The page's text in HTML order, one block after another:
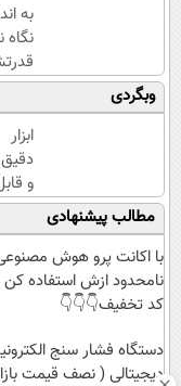
به
نگاه
😉
درب
وبگردی
ابزار
دقیق
و
برای
اندازه
گیری
در
خانه
مطالب پیشنهادی
با اکانت پرو هوش
نامحدود ازش استفاده
کد تخفیف👇👇👇
دستگاه فشار سنج
دیجیتالی ( نصف قیمت